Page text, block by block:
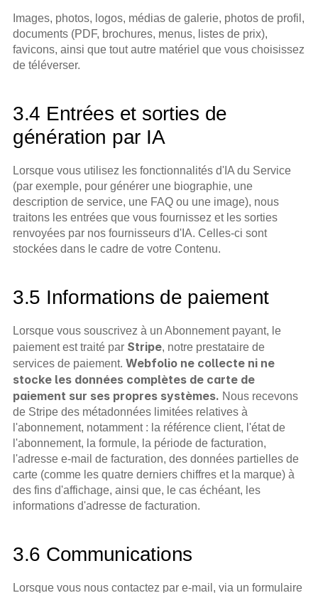
Images, photos, logos, médias de galerie, photos de profil,
documents (PDF, brochures, menus, listes de prix),
favicons, ainsi que tout autre matériel que vous choisissez
de téléverser.
3.4 Entrées et sorties de
génération par IA
Lorsque vous utilisez les fonctionnalités d'IA du Service
(par exemple, pour générer une biographie, une
description de service, une FAQ ou une image), nous
traitons les entrées que vous fournissez et les sorties
renvoyées par nos fournisseurs d'IA. Celles-ci sont
stockées dans le cadre de votre Contenu.
3.5 Informations de paiement
Lorsque vous souscrivez à un Abonnement payant, le
paiement est traité par Stripe, notre prestataire de
services de paiement. Webfolio ne collecte ni ne
stocke les données complètes de carte de
paiement sur ses propres systèmes. Nous recevons
de Stripe des métadonnées limitées relatives à
l'abonnement, notamment : la référence client, l'état de
l'abonnement, la formule, la période de facturation,
l'adresse e-mail de facturation, des données partielles de
carte (comme les quatre derniers chiffres et la marque) à
des fins d'affichage, ainsi que, le cas échéant, les
informations d'adresse de facturation.
3.6 Communications
Lorsque vous nous contactez par e-mail, via un formulaire